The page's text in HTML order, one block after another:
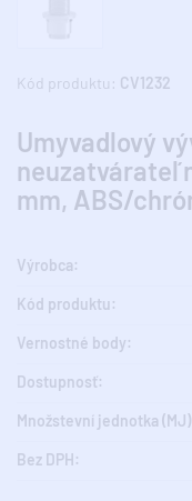
Kód produktu: CV1232
Umyvadlový
mm, ABS/
Výrobca:
Kód produktu:
Vernostné body:
Dostupnosť:
Množstevní jednotka
Bez DPH: